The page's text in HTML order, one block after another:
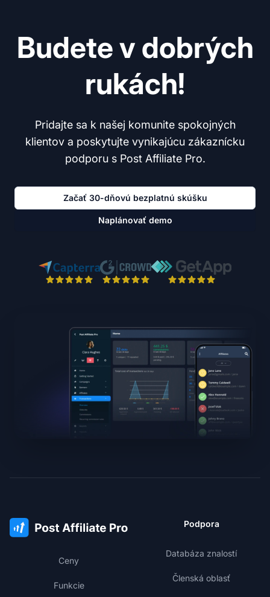
Budete v dobrých
rukách!
Pridajte sa k našej komunite spokojných
klientov a poskytujte vynikajúcu zákaznícku
podporu s Post Affiliate Pro.
Začať 30-dňovú bezplatnú skúšku
Naplánovať demo
Ceny
Funkcie
Podpora
Databáza znalostí
Členská oblasť